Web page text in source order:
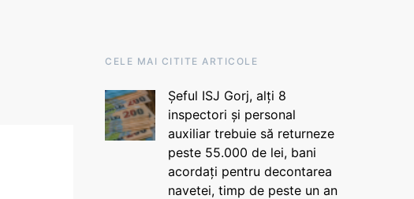
CELE MAI CITITE ARTICOLE
Șeful ISJ Gorj, alți 8
inspectori și personal
auxiliar trebuie să returneze
peste 55.000 de lei, bani
acordați pentru decontarea
navetei, timp de peste un an